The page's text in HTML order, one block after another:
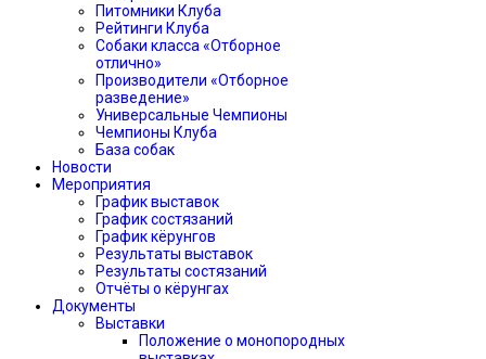
Питомники Клуба
Рейтинги Клуба
Собаки класса «Отборное
отлично»
Производители «Отборное
разведение»
Универсальные Чемпионы
Чемпионы Клуба
База собак
Новости
Мероприятия
График выставок
График состязаний
График кёрунгов
Результаты выставок
Результаты состязаний
Отчёты о кёрунгах
Документы
Выставки
Положение о монопородных